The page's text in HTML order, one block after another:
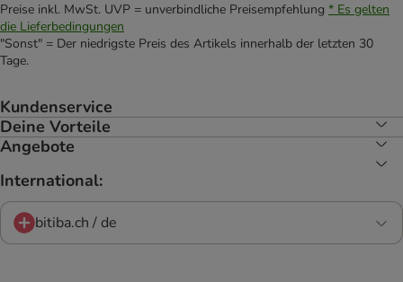
Preise inkl. MwSt. UVP = unverbindliche Preisempfehlung * Es gelten
die Lieferbedingungen
"Sonst" = Der niedrigste Preis des Artikels innerhalb der letzten 30
Tage.
Kundenservice
Deine Vorteile
Angebote
International:
bitiba.ch / de